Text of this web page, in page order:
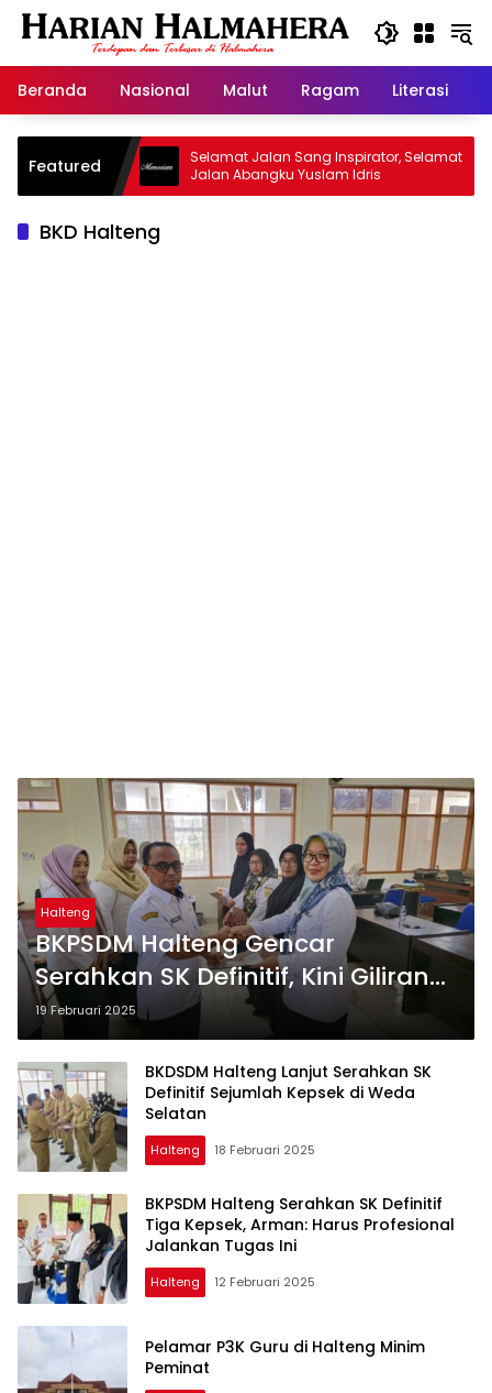
Langsung
Beranda
Nasional Malut Ragam Literasi
Featured
Selamat Jalan Sang Inspirator, Selamat
Jalan Abangku Yuslam Idris
BKD Halteng
Halteng
BKPSDM Halteng Gencar
Serahkan SK Definitif, Kini Giliran
Kepsek di Lingkar Tambang
19 Februari 2025
BKDSDM Halteng Lanjut Serahkan SK
Definitif Sejumlah Kepsek di Weda
Selatan
Halteng 18 Februari 2025
BKPSDM Halteng Serahkan SK Definitif
Tiga Kepsek, Arman: Harus Profesional
Jalankan Tugas Ini
Halteng 12 Februari 2025
Pelamar P3K Guru di Halteng Minim
Peminat